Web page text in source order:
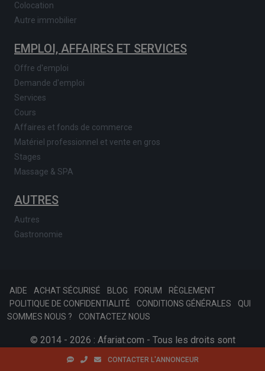
CONTACTER L'ANNONCEUR
Colocation
Autre immobilier
EMPLOI, AFFAIRES ET SERVICES
Offre d'emploi
Demande d'emploi
Services
Cours
Affaires et fonds de commerce
Matériel professionnel et vente en gros
Stages
Massage & SPA
AUTRES
Autres
Gastronomie
AIDE ACHAT SÉCURISÉ BLOG FORUM
RÈGLEMENT
POLITIQUE DE CONFIDENTIALITÉ
CONDITIONS GÉNÉRALES
QUI
SOMMES NOUS ?
CONTACTEZ NOUS
© 2014 - 2026 : Afariat.com - Tous les droits sont
réservés.SKONSOFTTinast.fr